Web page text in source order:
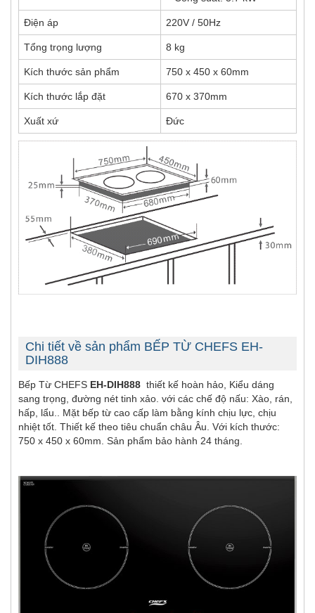
Điện áp 220V / 50Hz
Tổng trọng lượng 8 kg
Kích thước sản phẩm 750 x 450 x 60mm
Kích thước lắp đặt 670 x 370mm
Xuất xứ Đức
Chi tiết về sản phẩm BẾP TỪ CHEFS EH-
DIH888
Bếp Từ CHEFS EH-DIH888 thiết kế hoàn hảo, Kiểu dáng
sang trọng, đường nét tinh xảo. với các chế độ nấu: Xào, rán,
hấp, lẩu.. Mặt bếp từ cao cấp làm bằng kính chịu lực, chịu
nhiệt tốt. Thiết kế theo tiêu chuẩn châu Âu. Với kích thước:
750 x 450 x 60mm. Sản phẩm bảo hành 24 tháng.